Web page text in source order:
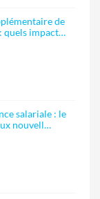
de
quels impact…
salariale : le
nouvell…